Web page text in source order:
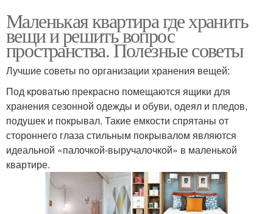
Маленькая квартира где хранить
вещи и решить вопрос
пространства. Полезные советы
Лучшие советы по организации хранения вещей:
Под кроватью прекрасно помещаются ящики для
хранения сезонной одежды и обуви, одеял и пледов,
подушек и покрывал. Такие емкости спрятаны от
стороннего глаза стильным покрывалом являются
идеальной «палочкой-выручалочкой» в маленькой
квартире.